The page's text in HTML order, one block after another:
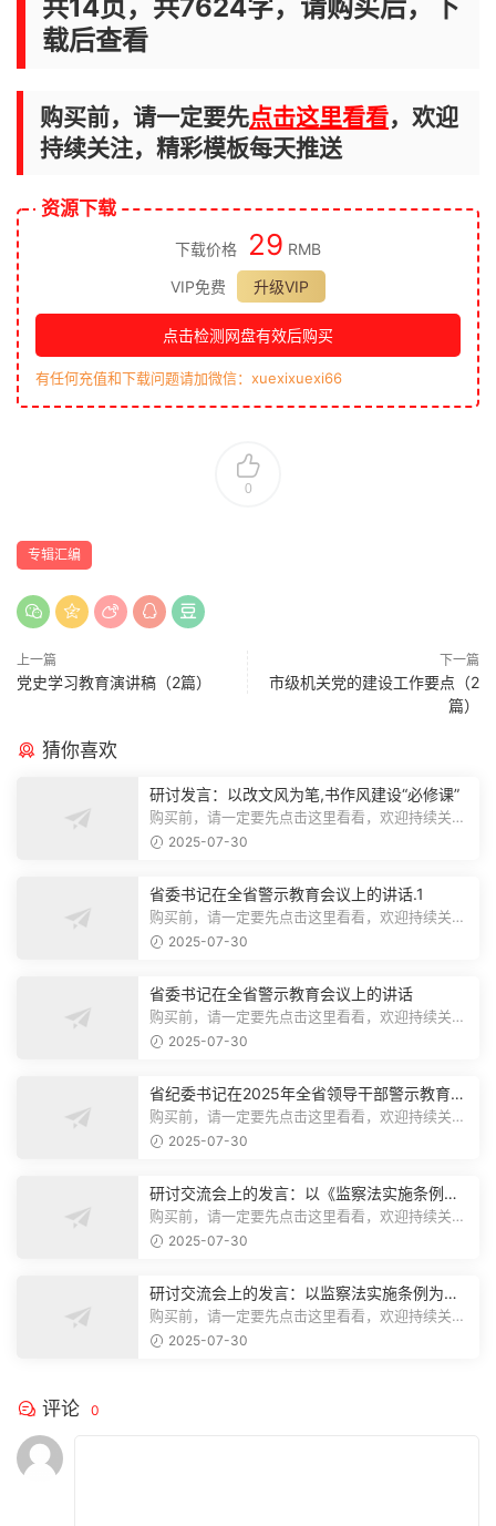
共14页，共7624字，请购买后，下
载后查看
购买前，请一定要先点击这里看看，欢迎
持续关注，精彩模板每天推送
资源下载
下载价格 29 RMB
VIP免费
升级VIP
点击检测网盘有效后购买
有任何充值和下载问题请加微信：xuexixuexi66
0
专辑汇编
上一篇
党史学习教育演讲稿（2篇）
下一篇
市级机关党的建设工作要点（2
篇）
猜你喜欢
研讨发言：以改文风为笔,书作风建设“必修课”
购买前，请一定要先点击这里看看，欢迎持续关
注，精彩模板每天推送预览结束，本文...
2025-07-30
省委书记在全省警示教育会议上的讲话.1
购买前，请一定要先点击这里看看，欢迎持续关
注，精彩模板每天推送预览结束，本文...
2025-07-30
省委书记在全省警示教育会议上的讲话
购买前，请一定要先点击这里看看，欢迎持续关
注，精彩模板每天推送预览结束，本文...
2025-07-30
省纪委书记在2025年全省领导干部警示教育会
上的讲话.1
购买前，请一定要先点击这里看看，欢迎持续关
注，精彩模板每天推送预览结束，本文...
2025-07-30
研讨交流会上的发言：以《监察法实施条例》
为纲,推动巡察工作高质量发展
购买前，请一定要先点击这里看看，欢迎持续关
注，精彩模板每天推送预览结束，本文...
2025-07-30
研讨交流会上的发言：以监察法实施条例为纲
推动巡察工作高质量发展
购买前，请一定要先点击这里看看，欢迎持续关
注，精彩模板每天推送预览结束，本文...
2025-07-30
评论 0